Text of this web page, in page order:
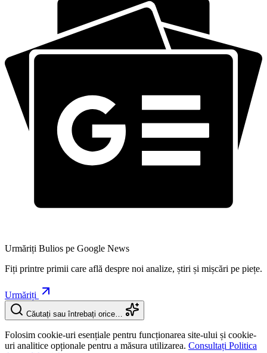
Urmăriți Bulios pe Google News
Fiți printre primii care află despre noi analize, știri și mișcări pe piețe.
Urmăriți
Căutați sau întrebați orice…
Folosim cookie-uri esențiale pentru funcționarea site-ului și cookie-
uri analitice opționale pentru a măsura utilizarea. Consultați Politica